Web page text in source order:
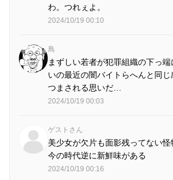
わ。つれぇよ。
2024/10/19 00:10
鳥
まずしい若者が犯罪組織の下っ
いの最近の闇バイトらへんと同
つまされる思いだ…
2024/10/19 00:03
ゲストさん
美少女が欠片も面影残ってない
今の時代逆に新鮮味がある
2024/10/19 00:16